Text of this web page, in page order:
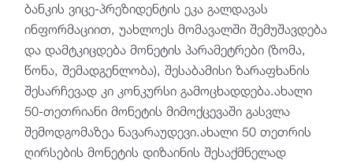
ბანკის ვიცე-პრეზიდენტის ეკა გალდავას
ინფორმაციით, უახლოეს მომავალში შემუშავდება
და დამტკიცდება მონეტის პარამეტრები (ზომა,
წონა, შემადგენლობა), შესაბამისი ზარაფხანის
შესარჩევად კი კონკურსი გამოცხადდება.ახალი
50-თეთრიანი მონეტის მიმოქცევაში გასვლა
შემოდგომაზეა ნავარაუდევი.ახალი 50 თეთრის
ღირსების მონეტის დიზაინის შესაქმნელად